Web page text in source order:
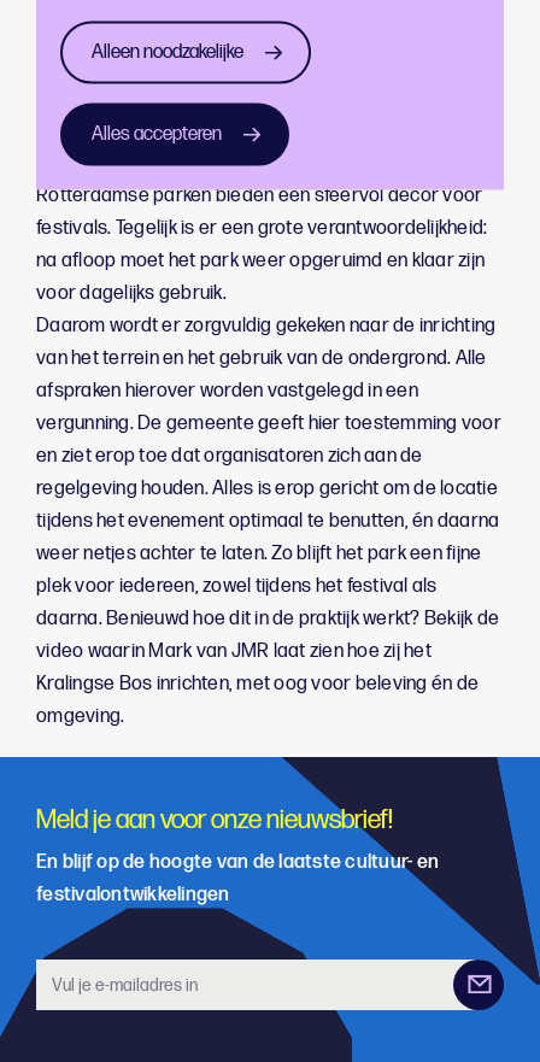
Alleen noodzakelijke
Alles accepteren
Terreininrichting bij een
festival
Rotterdamse parken bieden een sfeervol decor voor
festivals. Tegelijk is er een grote verantwoordelijkheid:
na afloop moet het park weer opgeruimd en klaar zijn
voor dagelijks gebruik.
Daarom wordt er zorgvuldig gekeken naar de inrichting
van het terrein en het gebruik van de ondergrond. Alle
afspraken hierover worden vastgelegd in een
vergunning. De gemeente geeft hier toestemming voor
en ziet erop toe dat organisatoren zich aan de
regelgeving houden. Alles is erop gericht om de locatie
tijdens het evenement optimaal te benutten, én daarna
weer netjes achter te laten. Zo blijft het park een fijne
plek voor iedereen, zowel tijdens het festival als
daarna. Benieuwd hoe dit in de praktijk werkt? Bekijk de
video waarin Mark van JMR laat zien hoe zij het
Kralingse Bos inrichten, met oog voor beleving én de
omgeving.
Meld je aan voor onze nieuwsbrief!
En blijf op de hoogte van de laatste cultuur- en
festivalontwikkelingen